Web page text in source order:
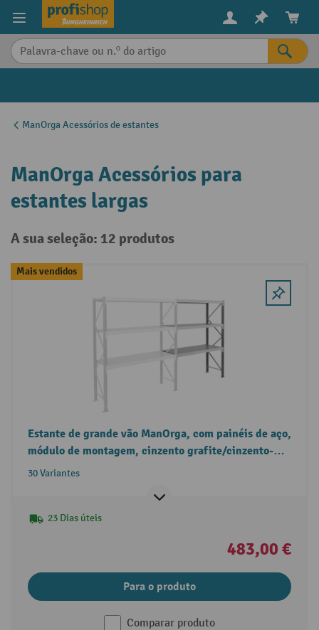
principal
ManOrga Acessórios de estantes
ManOrga Acessórios para
estantes largas
A sua seleção: 12 produtos
Mais vendidos
Estante de grande vão ManOrga, com painéis de aço,
módulo de montagem, cinzento grafite/cinzento-
claro
30 Variantes
23 Dias úteis
483,00 €
Para o produto
Comparar produto